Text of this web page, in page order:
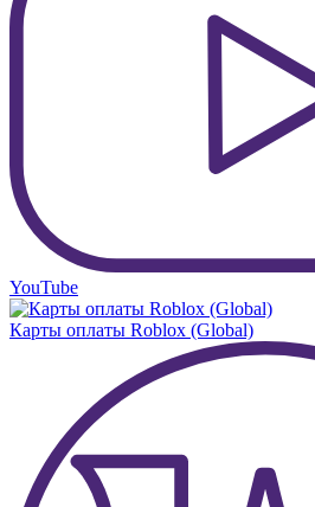
YouTube
Карты оплаты Roblox (Global)